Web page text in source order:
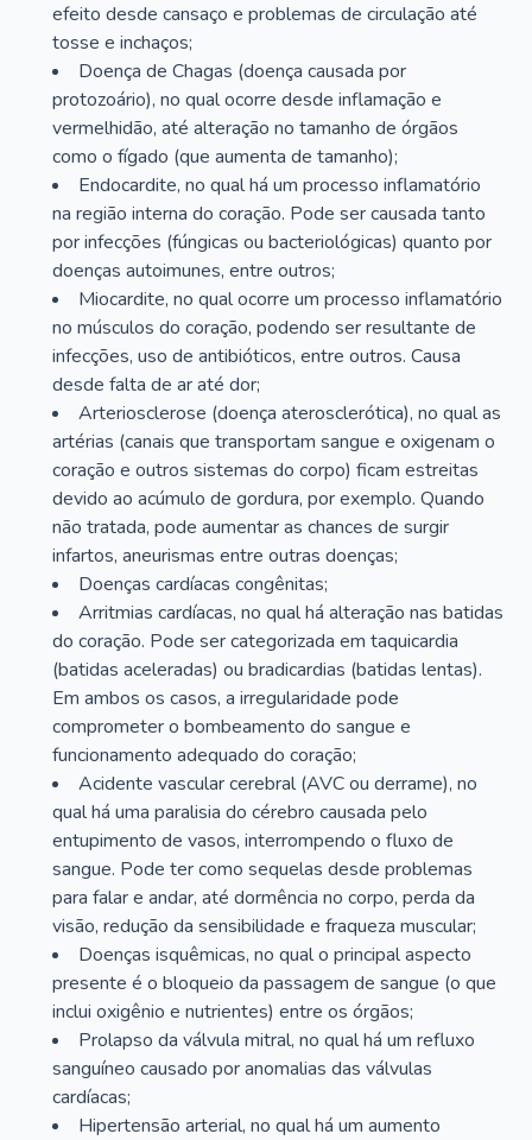
efeito desde cansaço e problemas de circulação até
tosse e inchaços;
Doença de Chagas (doença causada por
protozoário), no qual ocorre desde inflamação e
vermelhidão, até alteração no tamanho de órgãos
como o fígado (que aumenta de tamanho);
Endocardite, no qual há um processo inflamatório
na região interna do coração. Pode ser causada tanto
por infecções (fúngicas ou bacteriológicas) quanto por
doenças autoimunes, entre outros;
Miocardite, no qual ocorre um processo inflamatório
no músculos do coração, podendo ser resultante de
infecções, uso de antibióticos, entre outros. Causa
desde falta de ar até dor;
Arteriosclerose (doença aterosclerótica), no qual as
artérias (canais que transportam sangue e oxigenam o
coração e outros sistemas do corpo) ficam estreitas
devido ao acúmulo de gordura, por exemplo. Quando
não tratada, pode aumentar as chances de surgir
infartos, aneurismas entre outras doenças;
Doenças cardíacas congênitas;
Arritmias cardíacas, no qual há alteração nas batidas
do coração. Pode ser categorizada em taquicardia
(batidas aceleradas) ou bradicardias (batidas lentas).
Em ambos os casos, a irregularidade pode
comprometer o bombeamento do sangue e
funcionamento adequado do coração;
Acidente vascular cerebral (AVC ou derrame), no
qual há uma paralisia do cérebro causada pelo
entupimento de vasos, interrompendo o fluxo de
sangue. Pode ter como sequelas desde problemas
para falar e andar, até dormência no corpo, perda da
visão, redução da sensibilidade e fraqueza muscular;
Doenças isquêmicas, no qual o principal aspecto
presente é o bloqueio da passagem de sangue (o que
inclui oxigênio e nutrientes) entre os órgãos;
Prolapso da válvula mitral, no qual há um refluxo
sanguíneo causado por anomalias das válvulas
cardíacas;
Hipertensão arterial, no qual há um aumento